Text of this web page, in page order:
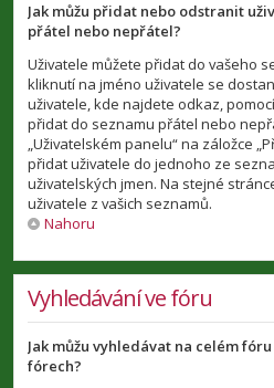
Jak můžu přidat nebo odstranit
přátel nebo nepřátel?
Uživatele můžete přidat do vašeho
kliknutí na jméno uživatele se
uživatele, kde najdete odkaz,
přidat do seznamu přátel nebo
„Uživatelském panelu“ na záložce
přidat uživatele do jednoho ze
uživatelských jmen. Na stejné
uživatele z vašich seznamů.
Nahoru
Vyhledávání ve fóru
Jak můžu vyhledávat na celém
fórech?